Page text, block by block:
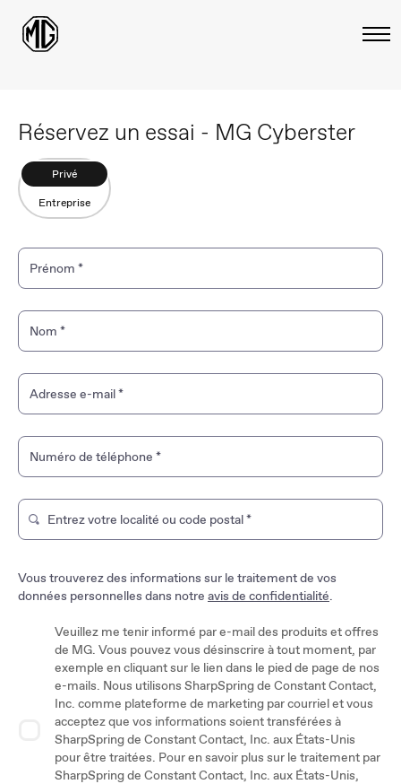
Réservez un essai - MG Cyberster
Privé
Entreprise
Prénom *
Nom *
Adresse e-mail*
Numéro de téléphone *
Tapez pour rechercher un magasin de marque. Utilisez
Entrez votre localité ou code postal*
Vous trouverez des informations sur le traitement de vos
données personnelles dans notre avis de confidentialité.
Veuillez me tenir informé par e-mail des produits et offres
de MG. Vous pouvez vous désinscrire à tout moment, par
exemple en cliquant sur le lien dans le pied de page de nos
e-mails. Nous utilisons SharpSpring de Constant Contact,
Inc. comme plateforme de marketing par courriel et vous
acceptez que vos informations soient transférées à
SharpSpring de Constant Contact, Inc. aux États-Unis
pour être traitées. Pour en savoir plus sur le traitement par
SharpSpring de Constant Contact, Inc. aux États-Unis,